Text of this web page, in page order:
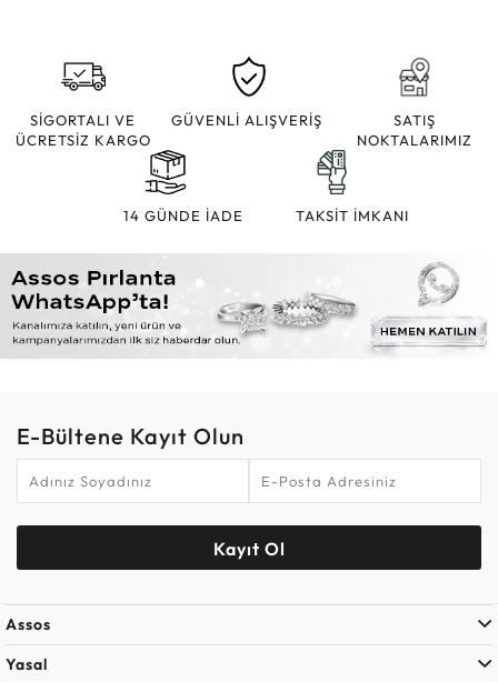
SİGORTALI VE
ÜCRETSİZ KARGO
GÜVENLİ ALIŞVERİŞ
SATIŞ
NOKTALARIMIZ
14 GÜNDE İADE TAKSİT İMKANI
E-Bültene Kayıt Olun
Kayıt Ol
Assos
Yasal